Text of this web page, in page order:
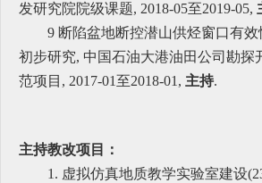
发研究院院级课题, 2018-05至2019-05,
9 断陷盆地断控潜山供烃窗口有
初步研究, 中国石油大港油田公司勘探
范项目, 2017-01至2018-01, 主持.
主持教改项目：
1. 虚拟仿真地质教学实验室建设